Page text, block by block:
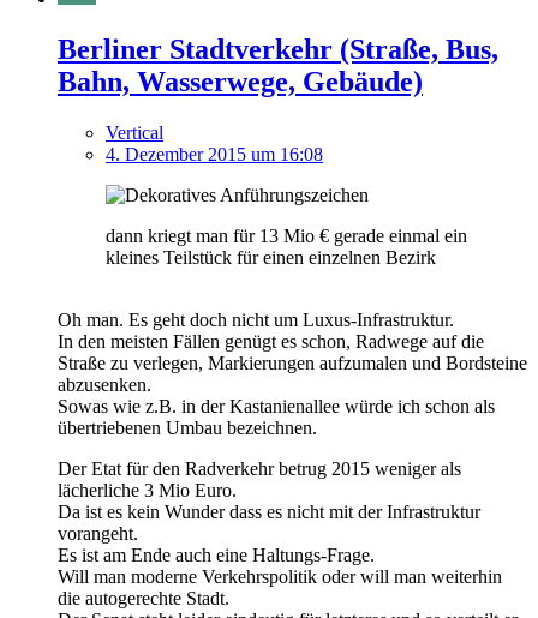
Berliner Stadtverkehr (Straße, Bus,
Bahn, Wasserwege, Gebäude)
Vertical
4. Dezember 2015 um 16:08
dann kriegt man für 13 Mio € gerade einmal ein
kleines Teilstück für einen einzelnen Bezirk
Oh man. Es geht doch nicht um Luxus-Infrastruktur.
In den meisten Fällen genügt es schon, Radwege auf die
Straße zu verlegen, Markierungen aufzumalen und Bordsteine
abzusenken.
Sowas wie z.B. in der Kastanienallee würde ich schon als
übertriebenen Umbau bezeichnen.
Der Etat für den Radverkehr betrug 2015 weniger als
lächerliche 3 Mio Euro.
Da ist es kein Wunder dass es nicht mit der Infrastruktur
vorangeht.
Es ist am Ende auch eine Haltungs-Frage.
Will man moderne Verkehrspolitik oder will man weiterhin
die autogerechte Stadt.